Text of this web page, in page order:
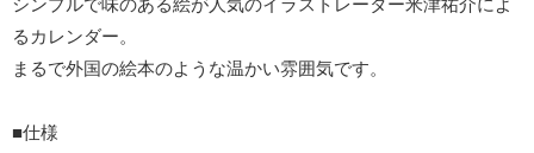
シンプルで味のある絵が人気のイラストレーター米津祐介によ
るカレンダー。
まるで外国の絵本のような温かい雰囲気です。
■仕様